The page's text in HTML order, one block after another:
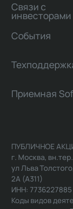
Связи с
инвесторами
События
Приемная
ПУБЛИЧНОЕ
г. Москва,
ул Льва
2А (А311)
ИНН:
Коды видов